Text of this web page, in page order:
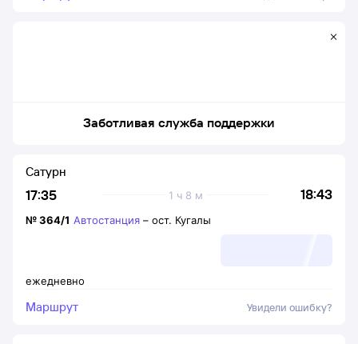
Заботливая служба поддержки
17:35 18:43
1 ч 8 м
Сатурн
ежедневно
№364/1 Автостанция – ост. Кугалы
Маршрут Увидели ошибку?